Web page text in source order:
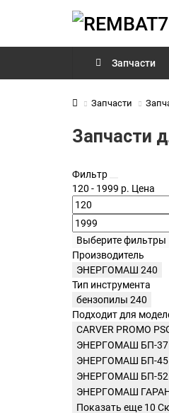
Запчасти
Запчасти
Запчасти
Фильтр
120 - 1999 р. Цена
Выберите фильтры
Производитель
ЭНЕРГОМАШ 240
Тип инструмента
бензопилы 240
Подходит для
CARVER PROMO
ЭНЕРГОМАШ БП-37
ЭНЕРГОМАШ БП-45
ЭНЕРГОМАШ БП-52
ЭНЕРГОМАШ
Показать еще 10